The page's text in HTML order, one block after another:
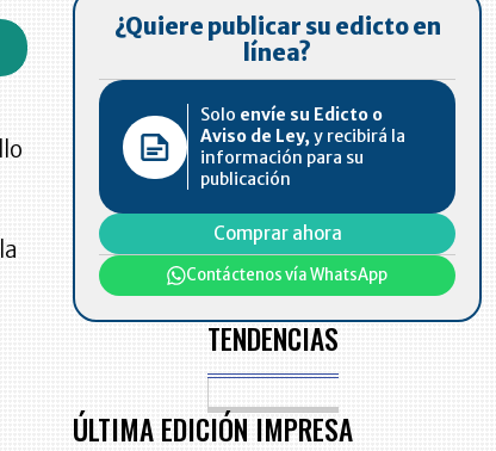
¿Quiere publicar su edicto en
línea?
Solo envíe su Edicto o
Aviso de Ley, y recibirá la
información para su
publicación
Comprar ahora
Contáctenos vía WhatsApp
TENDENCIAS
ÚLTIMA EDICIÓN IMPRESA